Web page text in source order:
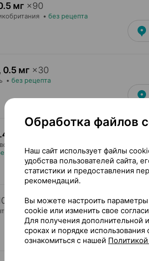
мг ×90
• без рецепта
, 0.5 мг ×30
• без рецепта
мг
Материа Медика, Россия
Обработка файлов
Наш сайт использует файлы
удобства пользователей сайта,
статистики и предоставления
рекомендаций.
Вы можете настроить
cookie или изменить свое
Для получения дополнительной
сроках и порядке
ознакомиться с нашей